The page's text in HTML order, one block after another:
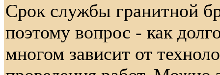
Срок службы гранитной
поэтому вопрос - как
многом зависит от